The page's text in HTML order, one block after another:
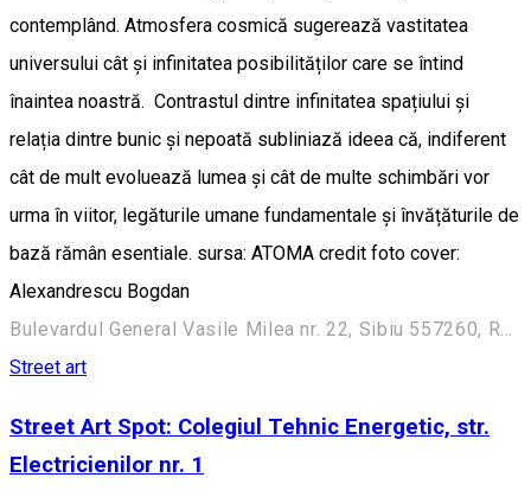
contemplând. Atmosfera cosmică sugerează vastitatea
universului cât și infinitatea posibilităților care se întind
înaintea noastră. Contrastul dintre infinitatea spațiului și
relația dintre bunic și nepoată subliniază ideea că, indiferent
cât de mult evoluează lumea și cât de multe schimbări vor
urma în viitor, legăturile umane fundamentale și învățăturile de
bază rămân esentiale. sursa: ATOMA credit foto cover:
Alexandrescu Bogdan
Street art
Street Art Spot: Colegiul Tehnic Energetic, str.
Electricienilor nr. 1